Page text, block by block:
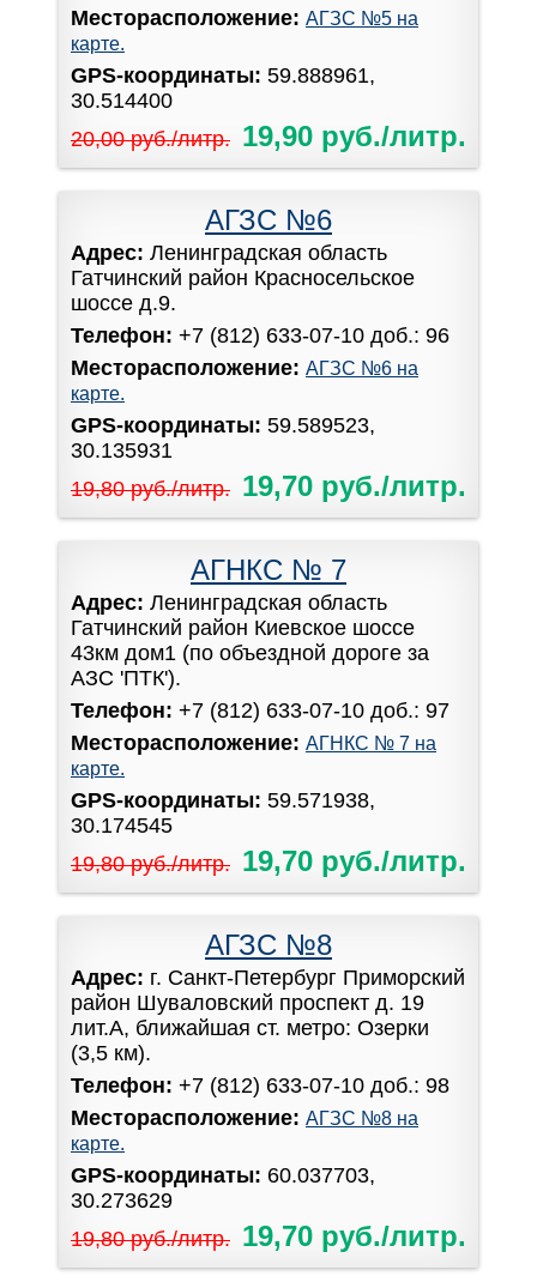
Месторасположение: АГЗС №5 на
карте.
GPS-координаты: 59.888961,
30.514400
20,00 руб./литр. 19,90 руб./литр.
АГЗС №6
Адрес: Ленинградская область
Гатчинский район Красносельское
шоссе д.9.
Телефон: +7 (812) 633-07-10 доб.: 96
Месторасположение: АГЗС №6 на
карте.
GPS-координаты: 59.589523,
30.135931
19,80 руб./литр. 19,70 руб./литр.
АГНКС № 7
Адрес: Ленинградская область
Гатчинский район Киевское шоссе
43км дом1 (по объездной дороге за
АЗС 'ПТК').
Телефон: +7 (812) 633-07-10 доб.: 97
Месторасположение: АГНКС № 7 на
карте.
GPS-координаты: 59.571938,
30.174545
19,80 руб./литр. 19,70 руб./литр.
АГЗС №8
Адрес: г. Санкт-Петербург Приморский
район Шуваловский проспект д. 19
лит.А, ближайшая ст. метро: Озерки
(3,5 км).
Телефон: +7 (812) 633-07-10 доб.: 98
Месторасположение: АГЗС №8 на
карте.
GPS-координаты: 60.037703,
30.273629
19,80 руб./литр. 19,70 руб./литр.